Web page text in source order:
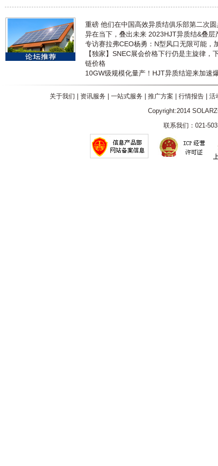
重磅 他们在中国高效异质结俱乐部第二次
异在当下，叠出未来 2023HJT异质结&叠层
专访赛拉弗CEO杨勇：N型风口无限可能，
【独家】SNEC展会价格下行仍是主旋律，
链价格
10GW级规模化量产！HJT异质结迎来加速
关于我们 资讯服务 一站式服务 推广方案 行情报告| 活
Copyright:2014
联系我们：021-